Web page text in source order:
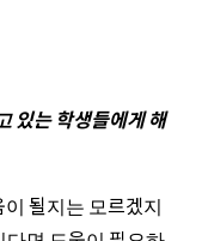
있는 학생들에게 해
될지는 모르겠지